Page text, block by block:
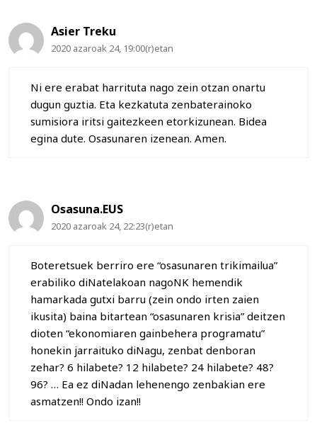
Asier Treku
2020 azaroak 24, 19:00(r)etan
Ni ere erabat harrituta nago zein otzan onartu
dugun guztia. Eta kezkatuta zenbaterainoko
sumisiora iritsi gaitezkeen etorkizunean. Bidea
egina dute. Osasunaren izenean. Amen.
Osasuna.EUS
2020 azaroak 24, 22:23(r)etan
Boteretsuek berriro ere “osasunaren trikimailua”
erabiliko diNatelakoan nagoNK hemendik
hamarkada gutxi barru (zein ondo irten zaien
ikusita) baina bitartean “osasunaren krisia” deitzen
dioten “ekonomiaren gainbehera programatu”
honekin jarraituko diNagu, zenbat denboran
zehar? 6 hilabete? 12 hilabete? 24 hilabete? 48?
96? … Ea ez diNadan lehenengo zenbakian ere
asmatzen!! Ondo izan!!